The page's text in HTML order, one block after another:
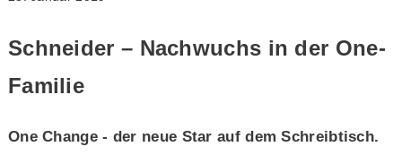
Schneider – Nachwuchs in der One-
Familie
One Change - der neue Star auf dem Schreibtisch.